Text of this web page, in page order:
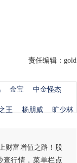
责任编辑：gold
金宝 中金怪杰
王 杨朋威 旷少林
财富增值之路！股
查行情，菜单栏点